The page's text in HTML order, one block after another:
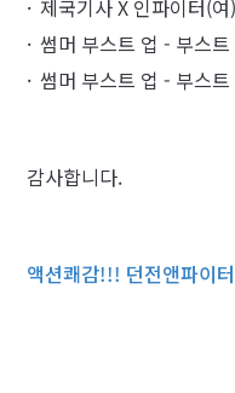
제국기사 X 인파이터(
썸머 부스트 업 - 부스
썸머 부스트 업 - 부스
감사합니다.
액션쾌감!!! 던전앤파이터